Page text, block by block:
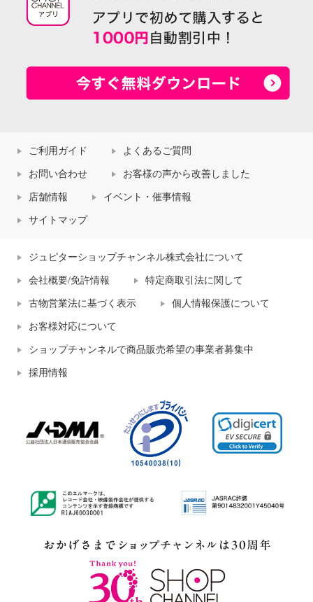
ご利用ガイド よくあるご質問
お問い合わせ お客様の声から改善しました
店舗情報 イベント・催事情報
サイトマップ
ジュピターショップチャンネル株式会社について
会社概要/免許情報 特定商取引法に関して
古物営業法に基づく表示 個人情報保護について
お客様対応について
ショップチャンネルで商品販売希望の事業者募集中
採用情報